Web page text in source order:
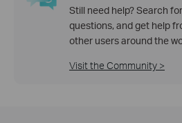
Still need help? Search
questions, and get help
other users around the
Visit the Community >